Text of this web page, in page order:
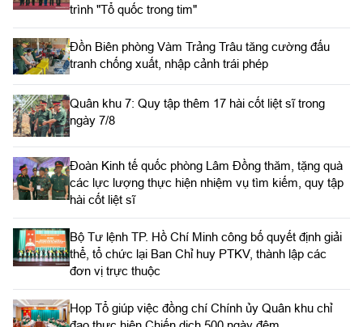
trình "Tổ quốc trong tim"
Đồn Biên phòng Vàm Trảng Trâu tăng cường đấu
tranh chống xuất, nhập cảnh trái phép
Quân khu 7: Quy tập thêm 17 hài cốt liệt sĩ trong
ngày 7/8
Đoàn Kinh tế quốc phòng Lâm Đồng thăm, tặng quà
các lực lượng thực hiện nhiệm vụ tìm kiếm, quy tập
hài cốt liệt sĩ
Bộ Tư lệnh TP. Hồ Chí Minh công bố quyết định giải
thể, tổ chức lại Ban Chỉ huy PTKV, thành lập các
đơn vị trực thuộc
Họp Tổ giúp việc đồng chí Chính ủy Quân khu chỉ